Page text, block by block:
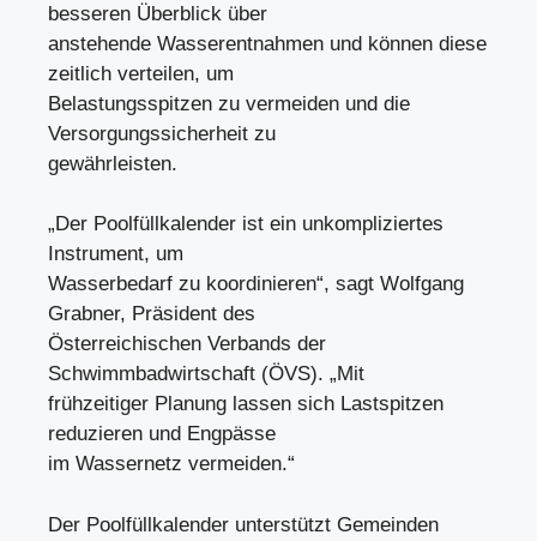
besseren Überblick über
anstehende Wasserentnahmen und können diese
zeitlich verteilen, um
Belastungsspitzen zu vermeiden und die
Versorgungssicherheit zu
gewährleisten.
„Der Poolfüllkalender ist ein unkompliziertes
Instrument, um
Wasserbedarf zu koordinieren“, sagt Wolfgang
Grabner, Präsident des
Österreichischen Verbands der
Schwimmbadwirtschaft (ÖVS). „Mit
frühzeitiger Planung lassen sich Lastspitzen
reduzieren und Engpässe
im Wassernetz vermeiden.“
Der Poolfüllkalender unterstützt Gemeinden